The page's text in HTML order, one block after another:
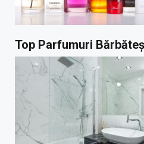
Top Parfumuri